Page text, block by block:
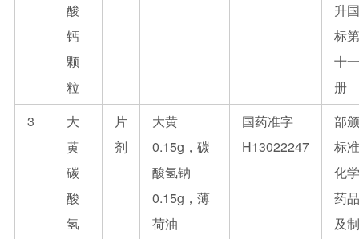
酸
钙
颗
粒
升国
标第
十一
册
3
大
黄
碳
酸
氢
片
剂
大黄
0.15g，碳
酸氢钠
0.15g，薄
荷油
国药准字
H13022247
部颁
标准
化学
药品
及制